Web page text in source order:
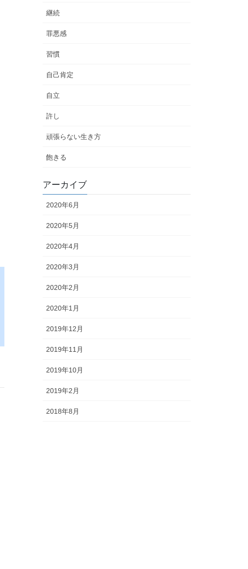
継続
罪悪感
習慣
自己肯定
自立
許し
頑張らない生き方
飽きる
アーカイブ
2020年6月
2020年5月
2020年4月
2020年3月
2020年2月
2020年1月
2019年12月
2019年11月
2019年10月
2019年2月
2018年8月